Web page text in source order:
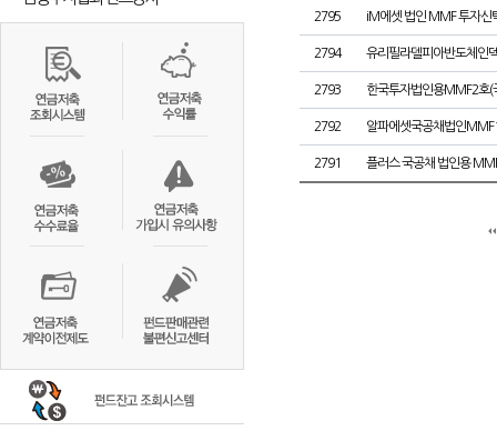
2795 iM에셋 법인 MMF 투자신
2794 유리필라델피아반도체인
2793 한국투자법인용MMF2호(
2792 알파에셋국공채법인
2791 플러스 국공채 법인용